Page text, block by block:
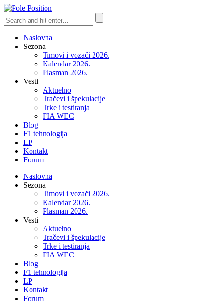
Naslovna
Sezona
Timovi i vozači 2026.
Kalendar 2026.
Plasman 2026.
Vesti
Aktuelno
Tračevi i špekulacije
Trke i testiranja
FIA WEC
Blog
F1 tehnologija
LP
Kontakt
Forum
Naslovna
Sezona
Timovi i vozači 2026.
Kalendar 2026.
Plasman 2026.
Vesti
Aktuelno
Tračevi i špekulacije
Trke i testiranja
FIA WEC
Blog
F1 tehnologija
LP
Kontakt
Forum